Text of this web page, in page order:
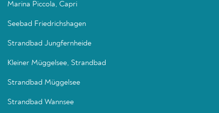
Marina Piccola, Capri
Seebad Friedrichshagen
Strandbad Jungfernheide
Kleiner Müggelsee, Strandbad
Strandbad Müggelsee
Strandbad Wannsee